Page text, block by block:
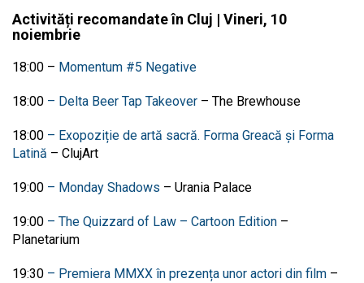
Activități recomandate în Cluj | Vineri, 10
noiembrie
18:00 – Momentum #5 Negative
18:00 – Delta Beer Tap Takeover – The Brewhouse
18:00 – Exopoziție de artă sacră. Forma Greacă și Forma
Latină – ClujArt
19:00 – Monday Shadows – Urania Palace
19:00 – The Quizzard of Law – Cartoon Edition –
Planetarium
19:30 – Premiera MMXX în prezența unor actori din film –